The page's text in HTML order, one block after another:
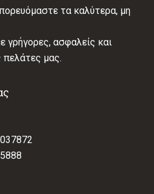
τα καλύτερα, μη
γρήγορες, ασφαλείς και
πελάτες μας.